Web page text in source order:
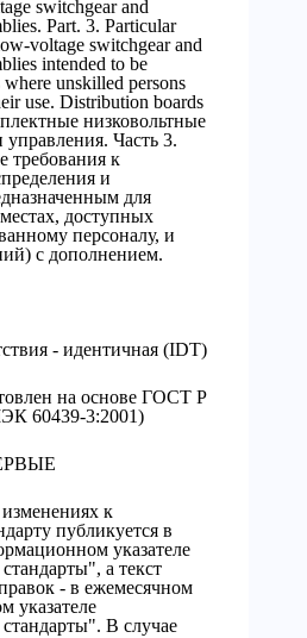
switchgear and
Part. 3. Particular
voltage switchgear and
intended to be
unskilled persons
use. Distribution boards
низковольтные
управления. Часть 3.
требования к
и
для
доступных
персоналу, и
с дополнением.
- идентичная (IDT)
на основе ГОСТ Р
60439-3:2001)
к
публикуется в
указателе
а текст
- в ежемесячном
указателе
В случае